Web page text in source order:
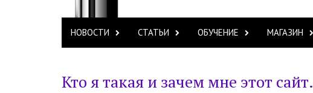
НОВОСТИ СТАТЬИ ОБУЧЕНИЕ МАГАЗИН
Кто я такая и зачем мне этот сайт.